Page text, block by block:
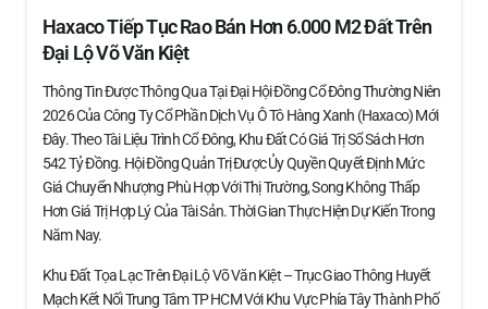
Haxaco Tiếp Tục Rao Bán Hơn 6.000 M2 Đất Trên
Đại Lộ Võ Văn Kiệt
Thông Tin Được Thông Qua Tại Đại Hội Đồng Cổ Đông Thường Niên
2026 Của Công Ty Cổ Phần Dịch Vụ Ô Tô Hàng Xanh (Haxaco) Mới
Đây. Theo Tài Liệu Trình Cổ Đông, Khu Đất Có Giá Trị Sổ Sách Hơn
542 Tỷ Đồng. Hội Đồng Quản Trị Được Ủy Quyền Quyết Định Mức
Giá Chuyển Nhượng Phù Hợp Với Thị Trường, Song Không Thấp
Hơn Giá Trị Hợp Lý Của Tài Sản. Thời Gian Thực Hiện Dự Kiến Trong
Năm Nay.
Khu Đất Tọa Lạc Trên Đại Lộ Võ Văn Kiệt – Trục Giao Thông Huyết
Mạch Kết Nối Trung Tâm TP HCM Với Khu Vực Phía Tây Thành Phố